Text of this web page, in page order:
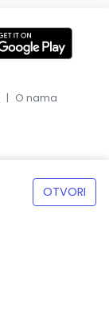
OTVORI
| O nama